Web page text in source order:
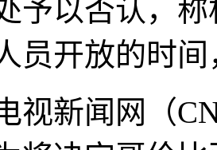
予以否认，
员开放的时
视新闻网（